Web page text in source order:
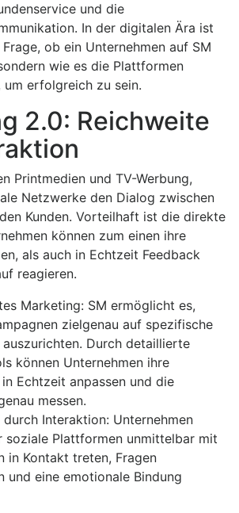
und die
In der digitalen Ära ist
ob ein Unternehmen auf SM
wie es die Plattformen
erfolgreich zu sein.
2.0: Reichweite
Printmedien und TV-Werbung,
Netzwerke den Dialog zwischen
Kunden. Vorteilhaft ist die direkte
können zum einen ihre
als auch in Echtzeit Feedback
reagieren.
Marketing: SM ermöglicht es,
zielgenau auf spezifische
Durch detaillierte
können Unternehmen ihre
Echtzeit anpassen und die
messen.
durch Interaktion: Unternehmen
soziale Plattformen unmittelbar mit
in Kontakt treten, Fragen
und eine emotionale Bindung